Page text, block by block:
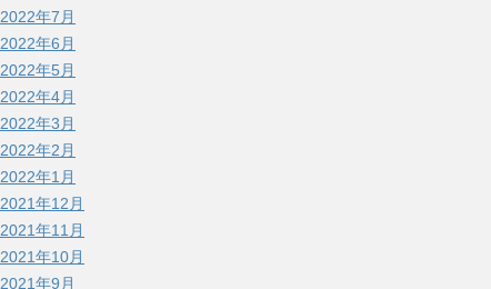
2022年7月
2022年6月
2022年5月
2022年4月
2022年3月
2022年2月
2022年1月
2021年12月
2021年11月
2021年10月
2021年9月